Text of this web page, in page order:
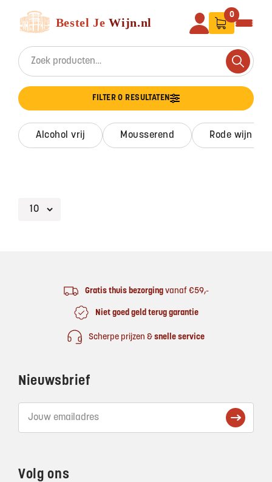
Search for:
Search
0
FILTER 0 RESULTATEN
alcohol vrij mousserend rode wijn
Gratis thuis bezorgingvanaf €59,-
Niet goed geld terug garantie
Scherpe prijzen & snelle service
Nieuwsbrief
Volg ons